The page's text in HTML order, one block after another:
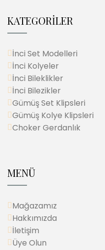
KATEGORİLER
İnci Set Modelleri
İnci Kolyeler
İnci Bileklikler
İnci Bilezikler
Gümüş Set Klipsleri
Gümüş Kolye Klipsleri
Choker Gerdanlık
MENÜ
Mağazamız
Hakkımızda
İletişim
Üye Olun